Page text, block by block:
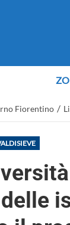
Fiorentino /
delle